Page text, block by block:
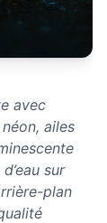
avec
ailes
sur
plan